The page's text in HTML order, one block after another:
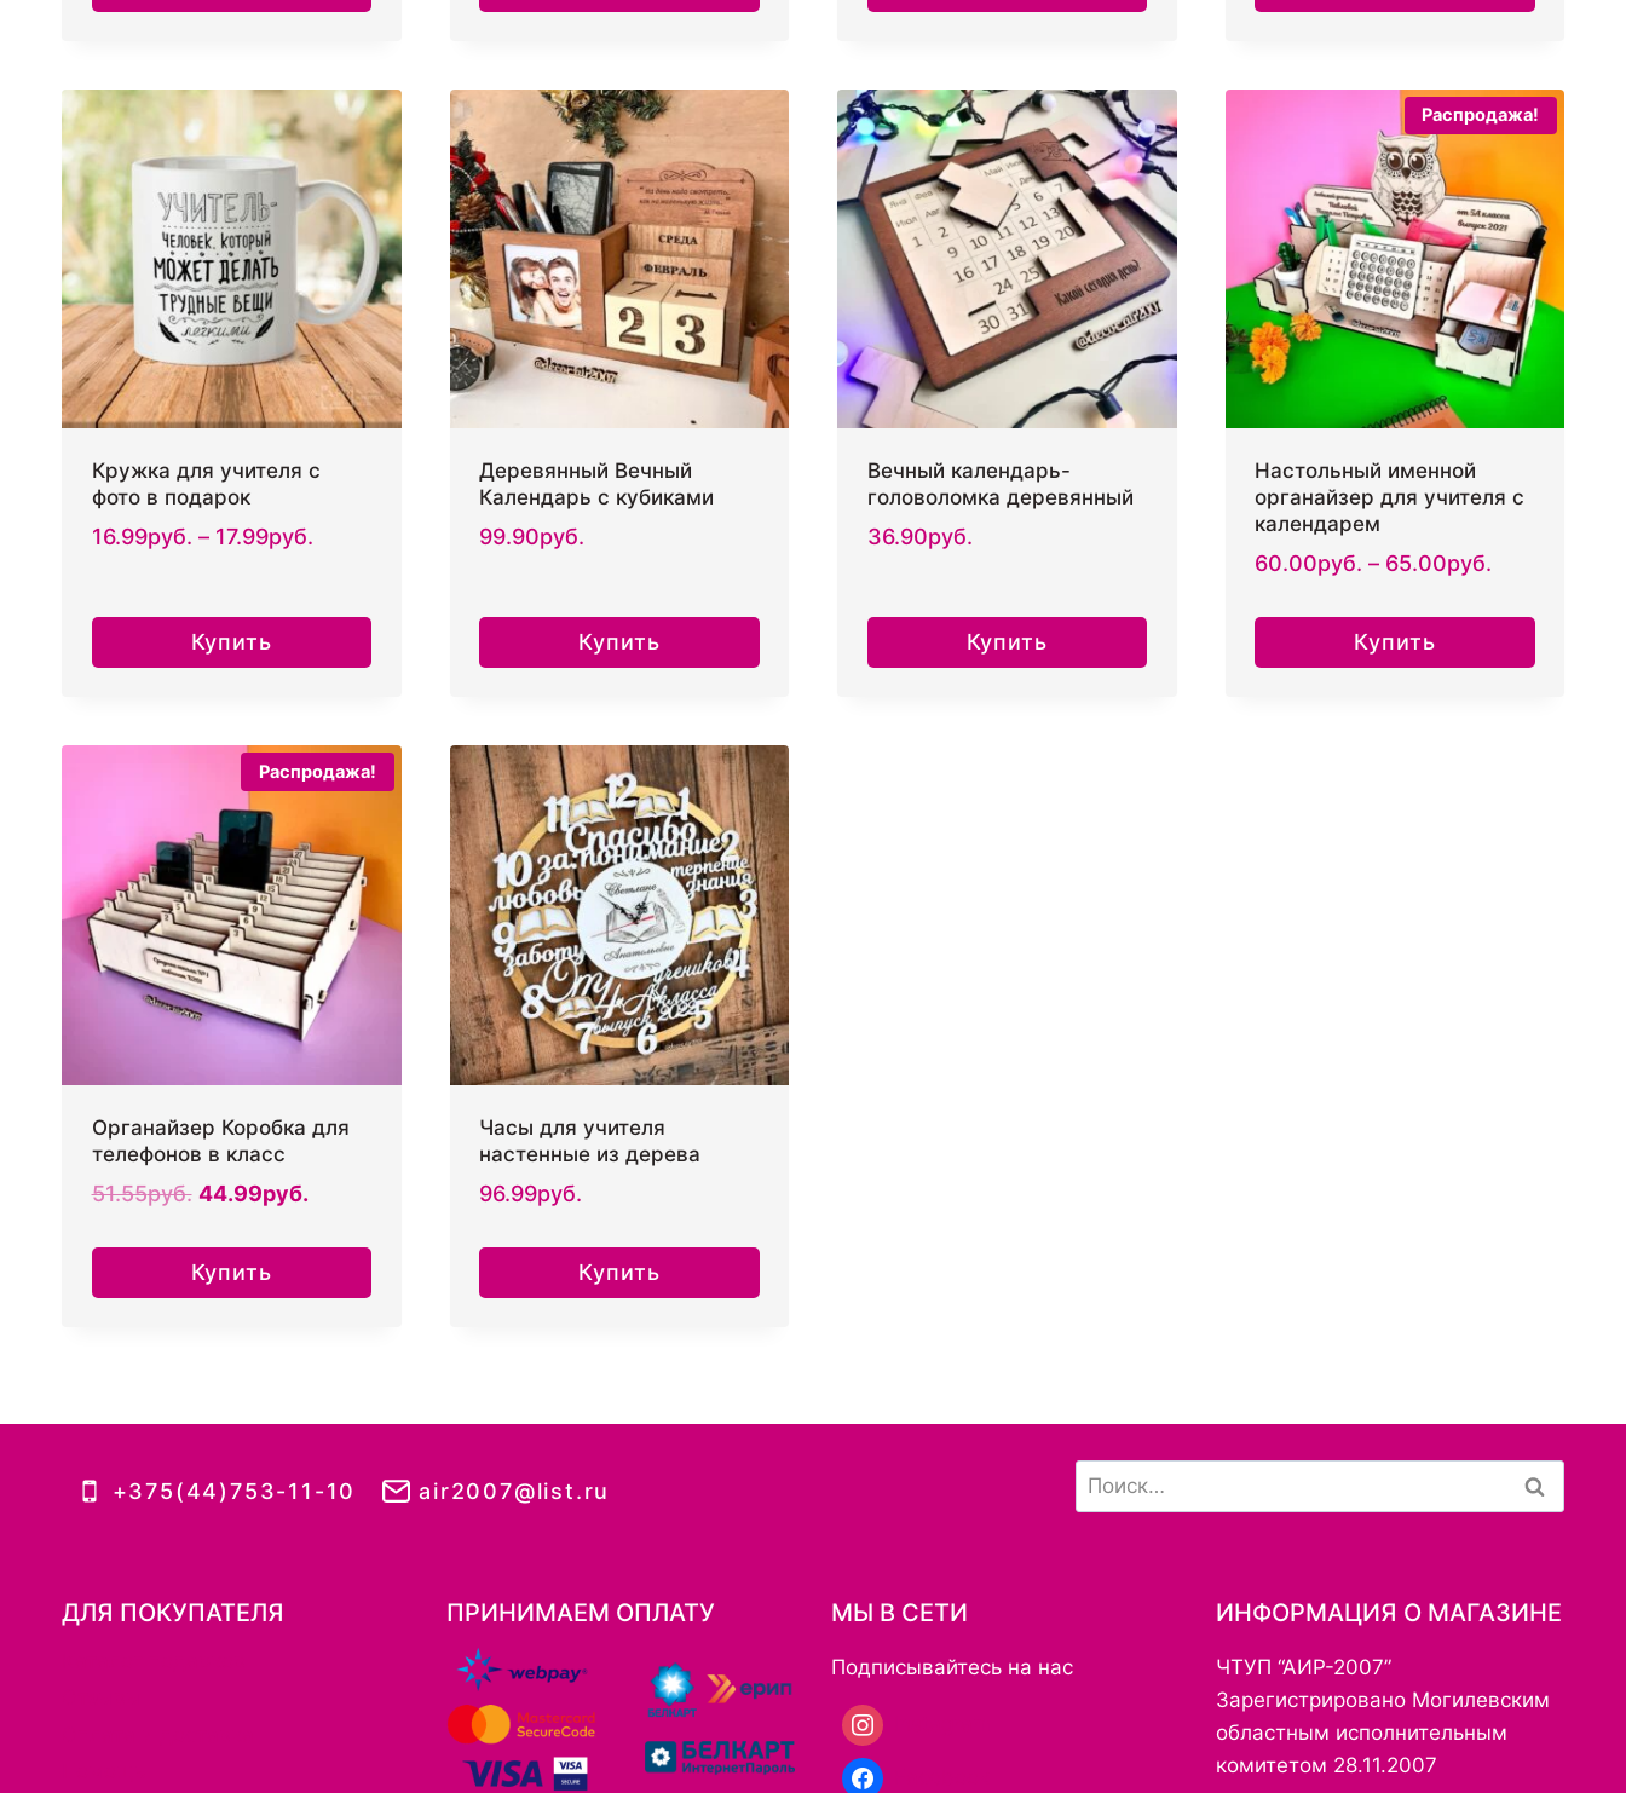
имеет
несколько
вариаций.
Опции
можно
выбрать
на
странице
товара.
имеет
Опции
можно
выбрать
на
странице
товара.
Кружка для учителя с
фото в подарок
16.99руб. – 17.99руб.
17.99руб.
Купить
имеет
Опции
можно
выбрать
на
странице
товара.
Деревянный Вечный
Календарь с кубиками
99.90руб.
Купить
Вечный календарь-
головоломка деревянный
36.90руб.
Купить
Распродажа!
Настольный именной
органайзер для учителя с
календарем
60.00руб. – 65.00руб.
60.00руб.
–
Купить
Распродажа!
Органайзер Коробка для
телефонов в класс
51.55руб. Первоначальная
составляла
51.55руб..
44.99руб.Текущая
44.99руб..
Купить
Часы для учителя
настенные из дерева
96.99руб.
Купить
+375(44)753-11-10 air2007@list.ru
Найти:
ДЛЯ ПОКУПАТЕЛЯ ПРИНИМАЕМ ОПЛАТУ МЫ В СЕТИ
Подписывайтесь на нас
ИНФОРМАЦИЯ О МАГАЗИНЕ
ЧТУП “АИР-2007”
Зарегистрировано Могилевским
областным исполнительным
комитетом 28.11.2007